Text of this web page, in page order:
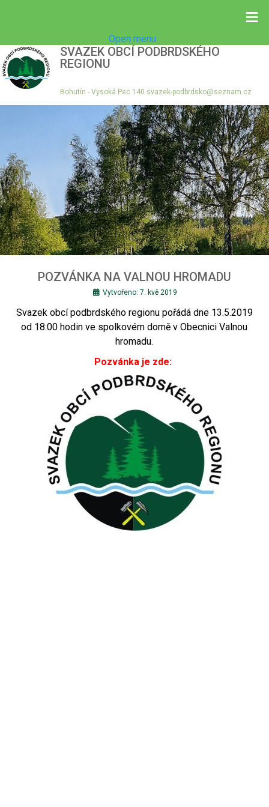
≡
Open menu
SVAZEK OBCÍ PODBRDSKÉHO
REGIONU
Bohutín - Vysoká Pec 140 svazek-podbrdsko@seznam.cz
POZVÁNKA NA VALNOU HROMADU
Vytvořeno: 7. kvě 2019
Svazek obcí podbrdského regionu pořádá dne 13.5.2019
od 18:00 hodin ve spolkovém domě v Obecnici Valnou
hromadu.
Pozvánka je zde: